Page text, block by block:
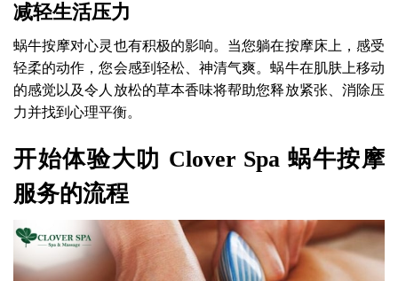
减轻生活压力
蜗牛按摩对心灵也有积极的影响。当您躺在按摩床上，感受
轻柔的动作，您会感到轻松、神清气爽。蜗牛在肌肤上移动
的感觉以及令人放松的草本香味将帮助您释放紧张、消除压
力并找到心理平衡。
开始体验大叻 Clover Spa 蜗牛按摩
服务的流程